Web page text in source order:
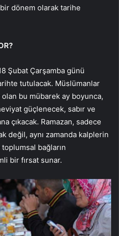
dönem olarak tarihe
Şubat Çarşamba günü
tutulacak. Müslümanlar
bu mübarek ay boyunca,
güçlenecek, sabır ve
çıkacak. Ramazan, sadece
değil, aynı zamanda kalplerin
bağların
bir fırsat sunar.